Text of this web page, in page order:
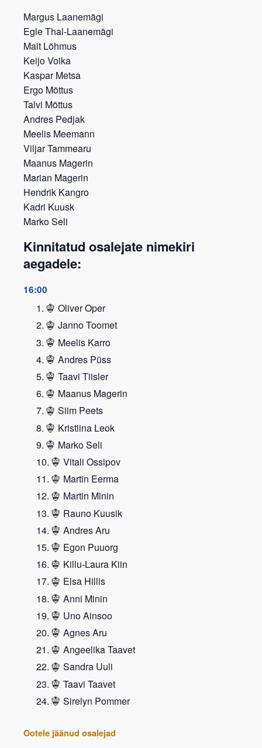
Margus Laanemägi
Egle Thal-Laanemägi
Mait Lõhmus
Keijo Voika
Kaspar Metsa
Ergo Mõttus
Talvi Mõttus
Andres Pedjak
Meelis Meemann
Viljar Tammearu
Maanus Magerin
Marian Magerin
Hendrik Kangro
Kadri Kuusk
Marko Seli
Kinnitatud osalejate nimekiri
aegadele:
16:00
Oliver Oper
Janno Toomet
Meelis Karro
Andres Püss
Taavi Tiisler
Maanus Magerin
Siim Peets
Kristiina Leok
Marko Seli
Vitali Ossipov
Martin Eerma
Martin Minin
Rauno Kuusik
Andres Aru
Egon Puuorg
Killu-Laura Kiin
Elsa Hillis
Anni Minin
Uno Ainsoo
Agnes Aru
Angeelika Taavet
Sandra Uuli
Taavi Taavet
Sirelyn Pommer
Ootele jäänud osalejad